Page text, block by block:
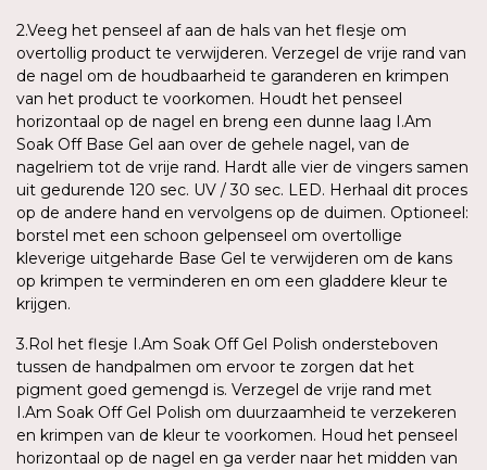
2.Veeg het penseel af aan de hals van het flesje om
overtollig product te verwijderen. Verzegel de vrije rand van
de nagel om de houdbaarheid te garanderen en krimpen
van het product te voorkomen. Houdt het penseel
horizontaal op de nagel en breng een dunne laag I.Am
Soak Off Base Gel aan over de gehele nagel, van de
nagelriem tot de vrije rand. Hardt alle vier de vingers samen
uit gedurende 120 sec. UV / 30 sec. LED. Herhaal dit proces
op de andere hand en vervolgens op de duimen. Optioneel:
borstel met een schoon gelpenseel om overtollige
kleverige uitgeharde Base Gel te verwijderen om de kans
op krimpen te verminderen en om een gladdere kleur te
krijgen.
3.Rol het flesje I.Am Soak Off Gel Polish ondersteboven
tussen de handpalmen om ervoor te zorgen dat het
pigment goed gemengd is. Verzegel de vrije rand met
I.Am Soak Off Gel Polish om duurzaamheid te verzekeren
en krimpen van de kleur te voorkomen. Houd het penseel
horizontaal op de nagel en ga verder naar het midden van